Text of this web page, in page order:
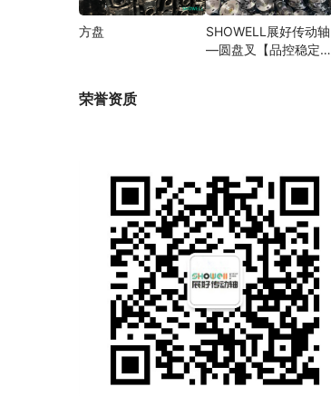
方盘
SHOWELL展好传动轴
—圆盘叉【品控稳定，
荣誉资质